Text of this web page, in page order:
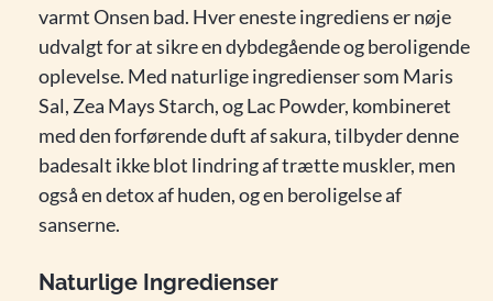
varmt Onsen bad. Hver eneste ingrediens er nøje
udvalgt for at sikre en dybdegående og beroligende
oplevelse. Med naturlige ingredienser som Maris
Sal, Zea Mays Starch, og Lac Powder, kombineret
med den forførende duft af sakura, tilbyder denne
badesalt ikke blot lindring af trætte muskler, men
også en detox af huden, og en beroligelse af
sanserne.
Naturlige Ingredienser